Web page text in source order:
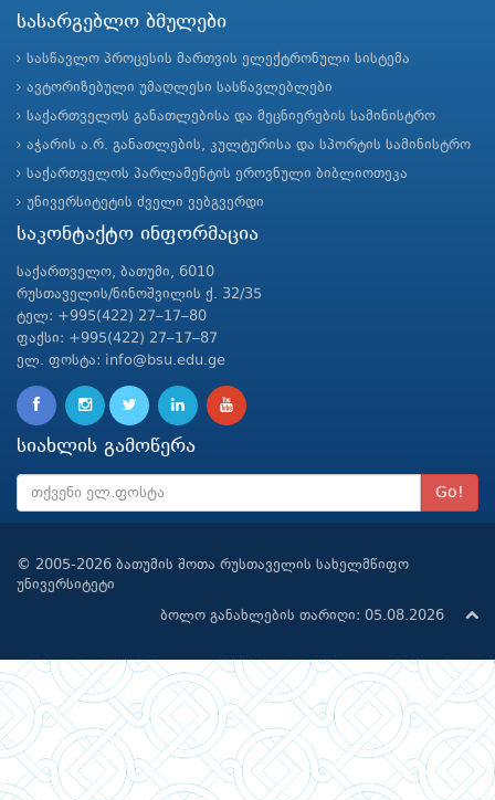
სასარგებლო ბმულები
სასწავლო პროცესის მართვის ელექტრონული სისტემა
ავტორიზებული უმაღლესი სასწავლებლები
საქართველოს განათლებისა და მეცნიერების სამინისტრო
აჭარის ა.რ. განათლების, კულტურისა და სპორტის სამინისტრო
საქართველოს პარლამენტის ეროვნული ბიბლიოთეკა
უნივერსიტეტის ძველი ვებგვერდი
საკონტაქტო ინფორმაცია
საქართველო, ბათუმი, 6010
რუსთაველის/ნინოშვილის ქ. 32/35
ტელ: +995(422) 27–17–80
ფაქსი: +995(422) 27–17–87
ელ. ფოსტა: info@bsu.edu.ge
სიახლის გამოწერა
Go!
© 2005-2026 ბათუმის შოთა რუსთაველის სახელმწიფო
უნივერსიტეტი
ბოლო განახლების თარიღი: 05.08.2026